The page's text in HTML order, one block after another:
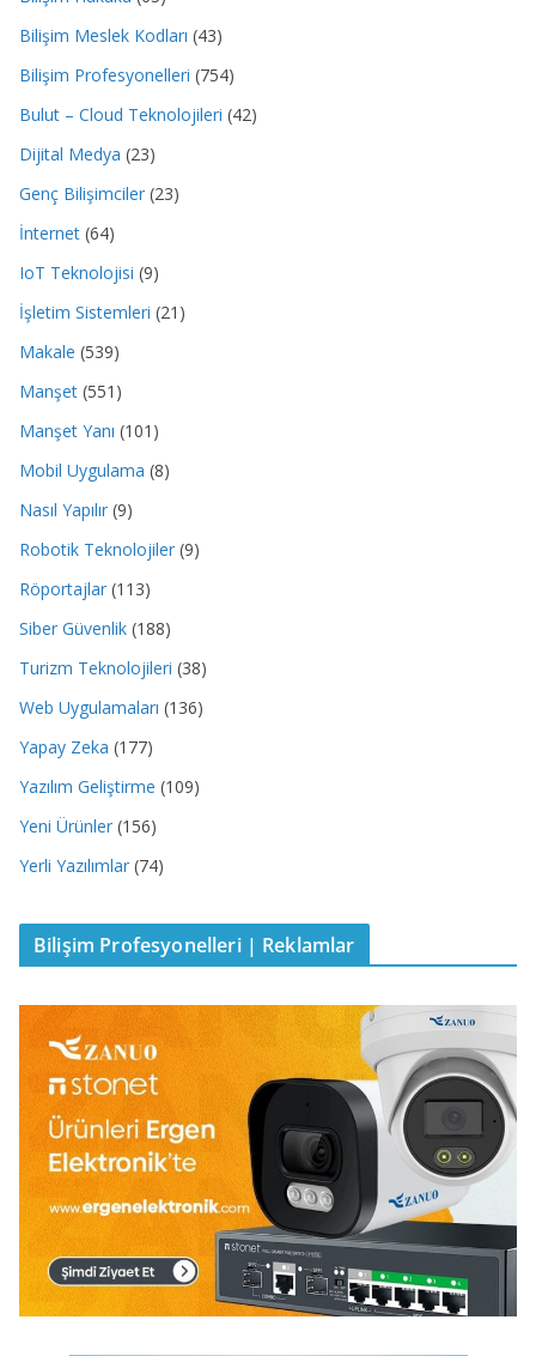
Bilişim Meslek Kodları (43)
Bilişim Profesyonelleri (754)
Bulut – Cloud Teknolojileri (42)
Dijital Medya (23)
Genç Bilişimciler (23)
İnternet (64)
IoT Teknolojisi (9)
İşletim Sistemleri (21)
Makale (539)
Manşet (551)
Manşet Yanı (101)
Mobil Uygulama (8)
Nasıl Yapılır (9)
Robotik Teknolojiler (9)
Röportajlar (113)
Siber Güvenlik (188)
Turizm Teknolojileri (38)
Web Uygulamaları (136)
Yapay Zeka (177)
Yazılım Geliştirme (109)
Yeni Ürünler (156)
Yerli Yazılımlar (74)
Bilişim Profesyonelleri | Reklamlar